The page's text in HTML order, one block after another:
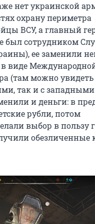
нет украинской
охрану периметра
ВСУ, а главный
был сотрудником
ее заменили
виде
(там можно
так и с западными
и деньги: в
рубли, потом
выбор в пользу
обезличенные